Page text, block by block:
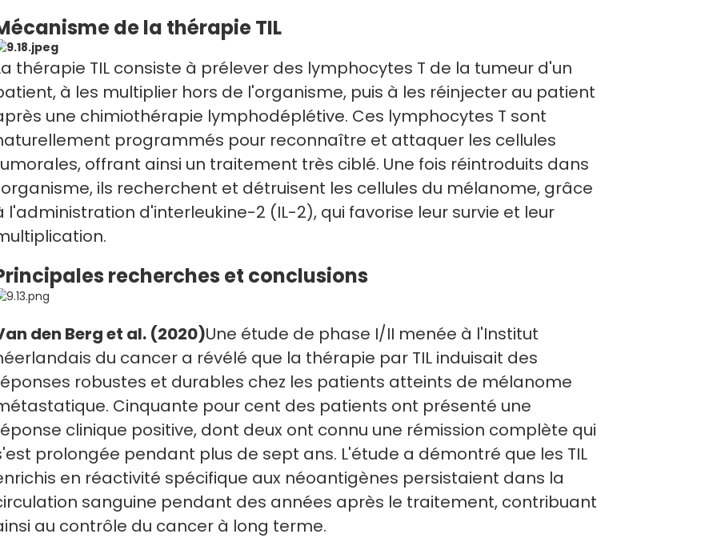
de la thérapie TIL
thérapie TIL consiste à prélever des lymphocytes T de la tumeur d'un
à les multiplier hors de l'organisme, puis à les réinjecter au patient
une chimiothérapie lymphodéplétive. Ces lymphocytes T sont
programmés pour reconnaître et attaquer les cellules
offrant ainsi un traitement très ciblé. Une fois réintroduits dans
ils recherchent et détruisent les cellules du mélanome, grâce
l'administration d'interleukine-2 (IL-2), qui favorise leur survie et leur
recherches et conclusions
den Berg et al. (2020)Une étude de phase I/II menée à l'Institut
du cancer a révélé que la thérapie par TIL induisait des
robustes et durables chez les patients atteints de mélanome
Cinquante pour cent des patients ont présenté une
clinique positive, dont deux ont connu une rémission complète qui
prolongée pendant plus de sept ans. L'étude a démontré que les TIL
en réactivité spécifique aux néoantigènes persistaient dans la
sanguine pendant des années après le traitement, contribuant
au contrôle du cancer à long terme.